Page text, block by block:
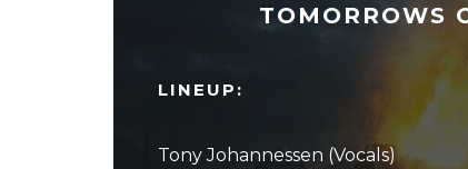
TOMORROWS
LINEUP:
Tony Johannessen (Vocals)